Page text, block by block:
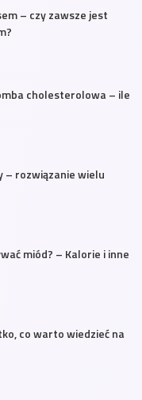
– czy zawsze jest
cholesterolowa – ile
– rozwiązanie wielu
miód? – Kalorie i inne
co warto wiedzieć na